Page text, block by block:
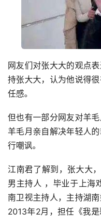
网友们对张大大的观点
持张大大，认为他说得
任感。
但也有一部分网友对羊
羊毛月亲自解决年轻人
行嘲讽。
江南君了解到，张大大
男主持人 ，毕业于上海
南卫视主持人，主持湖
2013年2月，担任《我